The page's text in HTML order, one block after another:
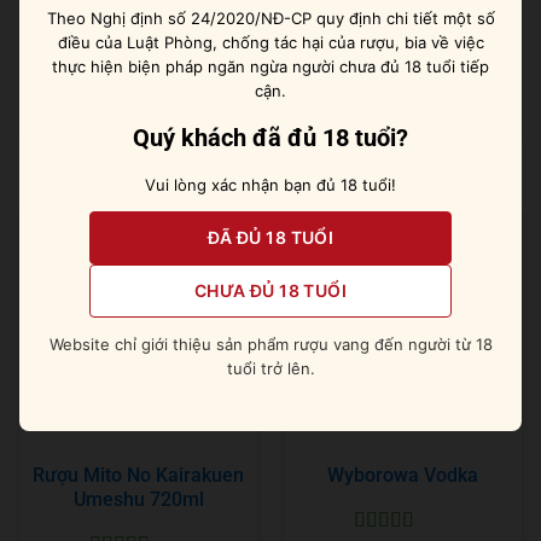
nền tốt cho một số loại cocktail cổ điển. Tuy nhiên nếu
bạn rót nó nguyên chất trên đá viên sẽ cảm nhận tốt
hơn mọi hương vị và chiều sâu trong từng giọt rượu.
Sản phẩm tương tự
Rượu Mito No Kairakuen
Umeshu 720ml
Wyborowa Vodka
Theo Nghị định số 24/2020/NĐ-CP quy định chi tiết một số
điều của Luật Phòng, chống tác hại của rượu, bia về việc
thực hiện biện pháp ngăn ngừa người chưa đủ 18 tuổi tiếp
cận.
Quý khách đã đủ 18 tuổi?
Vui lòng xác nhận bạn đủ 18 tuổi!
ĐÃ ĐỦ 18 TUỔI
CHƯA ĐỦ 18 TUỔI
Website chỉ giới thiệu sản phẩm rượu vang đến người từ 18
tuổi trở lên.